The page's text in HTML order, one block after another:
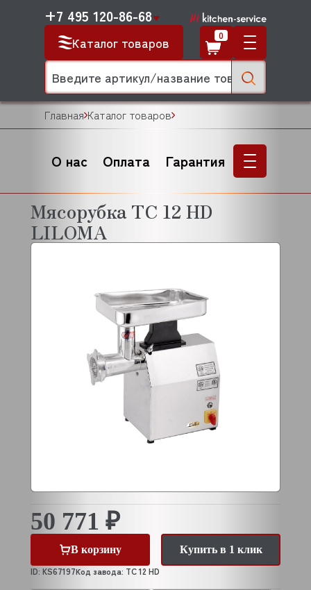
Каталог товаров
+7 495 120-86-68
0
Главная Каталог товаров
О нас Оплата Гарантия
Мясорубка TC 12 HD
LILOMA
50 771 ₽
В корзину
Купить в 1 клик
ID: KS67197Код завода: TC 12 HD